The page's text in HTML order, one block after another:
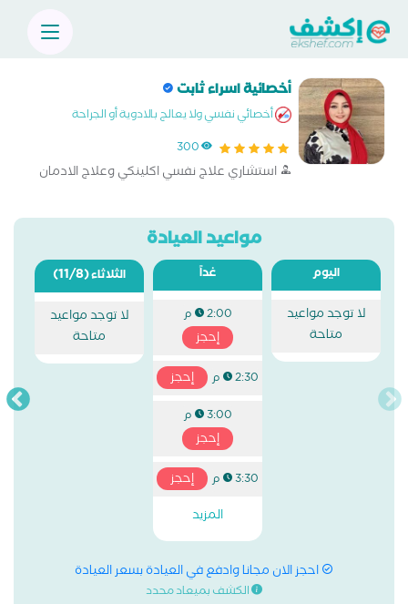
أخصائية اسراء ثابت
أخصائي نفسي ولا يعالج بالادوية أو الجراحة
300
استشاري علاج نفسي اكلينكي وعلاج الادمان
مواعيد العيادة
اليوم
لا توجد مواعيد
متاحة
غداً
2:00 م
إحجز
2:30 م إحجز
3:00 م
إحجز
3:30 م
إحجز
المزيد
الثلاثاء(11/8)
لا توجد مواعيد
متاحة
احجز الان مجانا وادفع في العيادة بسعر العيادة
الكشف بميعاد محدد